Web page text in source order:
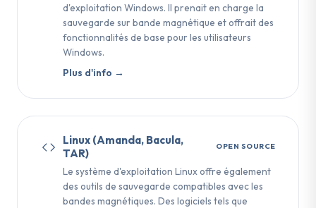
d'exploitation Windows. Il prenait en charge la
sauvegarde sur bande magnétique et offrait des
fonctionnalités de base pour les utilisateurs
Windows.
Plus d'info →
Linux (Amanda, Bacula,
TAR)
OPEN SOURCE
Le système d'exploitation Linux offre également
des outils de sauvegarde compatibles avec les
bandes magnétiques. Des logiciels tels que